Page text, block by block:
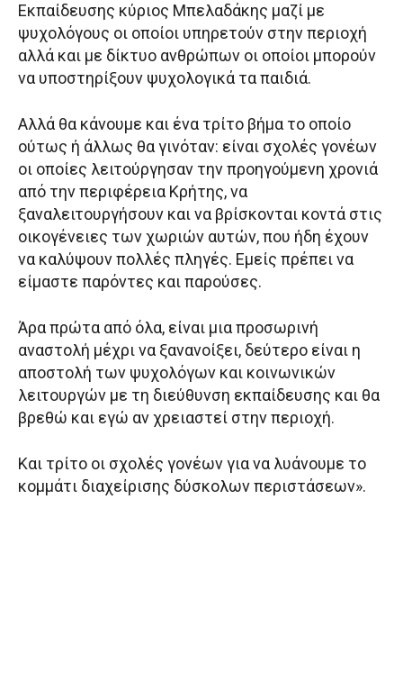
Εκπαίδευσης κύριος Μπελαδάκης μαζί με
ψυχολόγους οι οποίοι υπηρετούν στην περιοχή
αλλά και με δίκτυο ανθρώπων οι οποίοι μπορούν
να υποστηρίξουν ψυχολογικά τα παιδιά.
Αλλά θα κάνουμε και ένα τρίτο βήμα το οποίο
ούτως ή άλλως θα γινόταν: είναι σχολές γονέων
οι οποίες λειτούργησαν την προηγούμενη χρονιά
από την περιφέρεια Κρήτης, να
ξαναλειτουργήσουν και να βρίσκονται κοντά στις
οικογένειες των χωριών αυτών, που ήδη έχουν
να καλύψουν πολλές πληγές. Εμείς πρέπει να
είμαστε παρόντες και παρούσες.
Άρα πρώτα από όλα, είναι μια προσωρινή
αναστολή μέχρι να ξανανοίξει, δεύτερο είναι η
αποστολή των ψυχολόγων και κοινωνικών
λειτουργών με τη διεύθυνση εκπαίδευσης και θα
βρεθώ και εγώ αν χρειαστεί στην περιοχή.
Και τρίτο οι σχολές γονέων για να λυάνουμε το
κομμάτι διαχείρισης δύσκολων περιστάσεων».